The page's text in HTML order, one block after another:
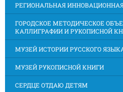
РЕГИОНАЛЬНАЯ
ГОРОДСКОЕ МЕТОДИЧЕСКОЕ
КАЛЛИГРАФИИ И РУКОПИСНОЙ
МУЗЕЙ ИСТОРИИ РУССКОГО
МУЗЕЙ РУКОПИСНОЙ КНИГИ
СЕРДЦЕ ОТДАЮ ДЕТЯМ